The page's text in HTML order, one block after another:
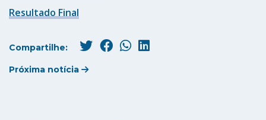
Resultado Final
Compartilhe:
Próxima notícia